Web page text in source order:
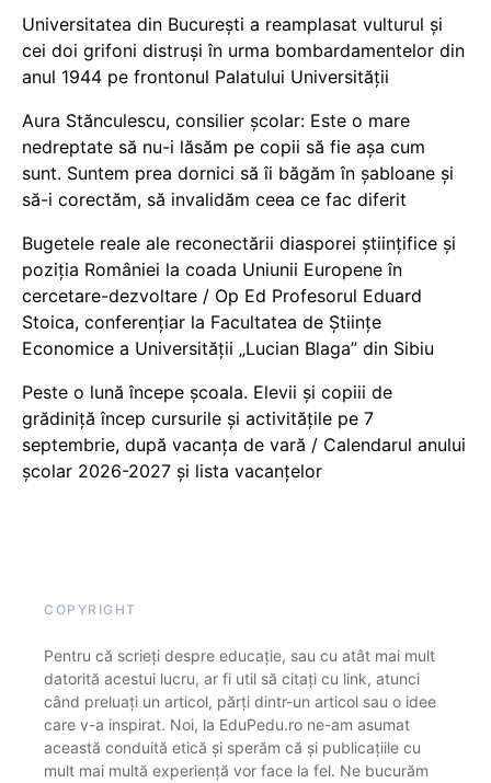
Universitatea din București a reamplasat vulturul și
cei doi grifoni distruși în urma bombardamentelor din
anul 1944 pe frontonul Palatului Universității
Aura Stănculescu, consilier școlar: Este o mare
nedreptate să nu-i lăsăm pe copii să fie așa cum
sunt. Suntem prea dornici să îi băgăm în șabloane și
să-i corectăm, să invalidăm ceea ce fac diferit
Bugetele reale ale reconectării diasporei științifice și
poziția României la coada Uniunii Europene în
cercetare-dezvoltare / Op Ed Profesorul Eduard
Stoica, conferențiar la Facultatea de Științe
Economice a Universității „Lucian Blaga” din Sibiu
Peste o lună începe școala. Elevii și copiii de
grădiniță încep cursurile și activitățile pe 7
septembrie, după vacanța de vară / Calendarul anului
școlar 2026-2027 și lista vacanțelor
COPYRIGHT
Pentru că scrieți despre educație, sau cu atât mai mult
datorită acestui lucru, ar fi util să citați cu link, atunci
când preluați un articol, părți dintr-un articol sau o idee
care v-a inspirat. Noi, la EduPedu.ro ne-am asumat
această conduită etică și sperăm că și publicațiile cu
mult mai multă experiență vor face la fel. Ne bucurăm